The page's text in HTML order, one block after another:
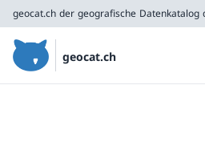
geocat.ch der geografische Datenkatalog
geocat.ch
der geografische